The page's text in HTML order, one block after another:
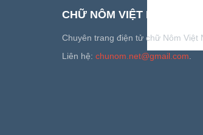
CHỮ NÔM VIỆT NAM
Chuyên trang điện tử chữ Nôm Việt
Liên hệ: chunom.net@gmail.com